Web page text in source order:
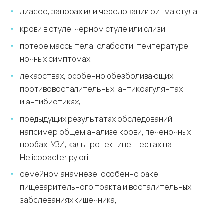
диарее, запорах или чередовании ритма стула,
крови в стуле, черном стуле или слизи,
потере массы тела, слабости, температуре,
ночных симптомах,
лекарствах, особенно обезболивающих,
противовоспалительных, антикоагулянтах
и антибиотиках,
предыдущих результатах обследований,
например общем анализе крови, печеночных
пробах, УЗИ, кальпротектине, тестах на
Helicobacter pylori,
семейном анамнезе, особенно раке
пищеварительного тракта и воспалительных
заболеваниях кишечника,